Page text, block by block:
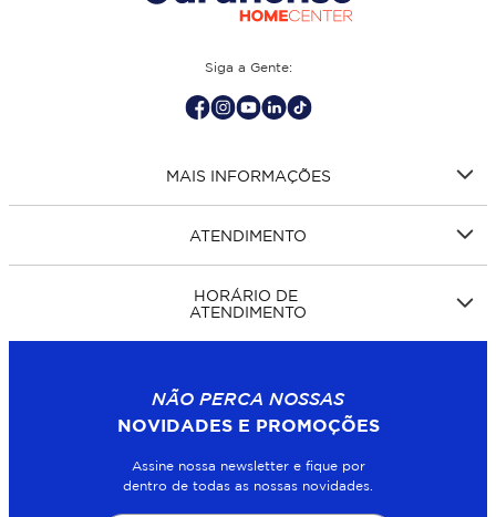
Siga a Gente:
MAIS INFORMAÇÕES
ATENDIMENTO
HORÁRIO DE
ATENDIMENTO
NÃO PERCA NOSSAS
NOVIDADES E PROMOÇÕES
Assine nossa newsletter e fique por
dentro de todas as nossas novidades.